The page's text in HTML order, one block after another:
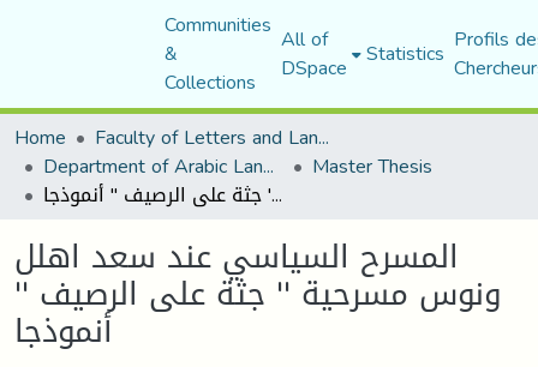
Communities
&
Collections
All of
DSpace Statistics Profils
Home
Faculty of Letters and Languages
Department of Arabic Language and Literature Master Thesis
المسرح السياسي عند سعد اهلل ونوس مسرحية '' جثة على الرصيف '' أنموذجا
المسرح السياسي عند سعد اهلل
ونوس مسرحية '' جثة على الرصيف ''
أنموذجا